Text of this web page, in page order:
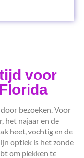
voor
bezoeken. Voor
het najaar en de
heet, vochtig en de
optiek is het zonde
om plekken te